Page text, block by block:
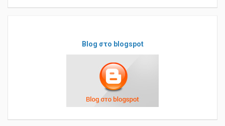
Blog στο blogspot